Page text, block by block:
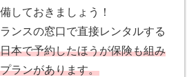
しておきましょう！
ンスの窓口で直接レンタルする
本で予約したほうが保険も組み
ランがあります。